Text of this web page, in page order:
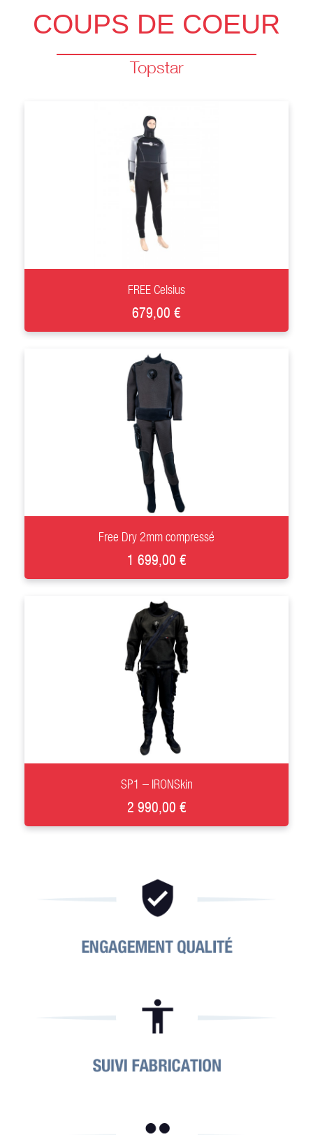
COUPS DE COEUR
Topstar
+
FREE Celsius
679,00 €
+
Free Dry 2mm compressé
1 699,00 €
+
SP1 – IRONSkin
2 990,00 €